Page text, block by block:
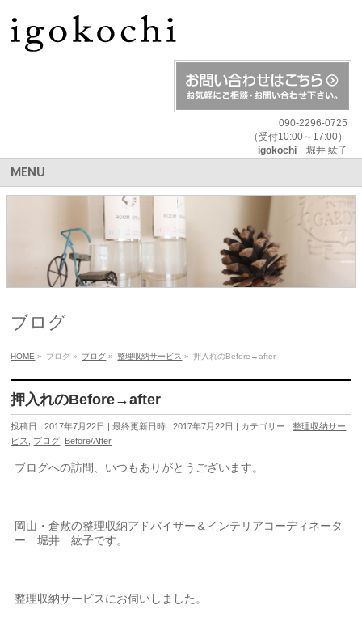
090-2296-0725
（受付10:00～17:00）
igokochi堀井 紘子
MENU
ブログ
HOME » ブログ » ブログ » 整理収納サービス » 押入れのBefore→after
押入れのBefore→after
投稿日 : 2017年7月22日 最終更新日時 : 2017年7月22日 カテゴリー :整理収納サー
ビス
ブログ Before/After
ブログへの訪問、いつもありがとうございます。
岡山・倉敷の整理収納アドバイザー＆インテリアコーディネータ
ー 堀井 紘子です。
整理収納サービスにお伺いしました。